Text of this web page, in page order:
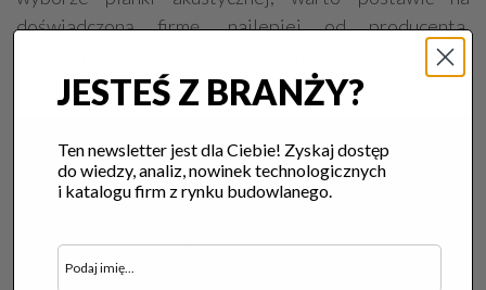
doświadczoną firmę, najlepiej od producenta.
Uzyskamy dzięki temu wsparcie oraz fachową pomoc
już od samego początku.
JESTEŚ Z BRANŻY?
Ten newsletter jest dla Ciebie! Zyskaj dostęp
do wiedzy, analiz, nowinek technologicznych
i katalogu firm z rynku budowlanego.